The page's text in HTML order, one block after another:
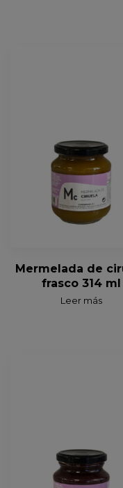
Mermelada de
frasco 314 ml
Leer más